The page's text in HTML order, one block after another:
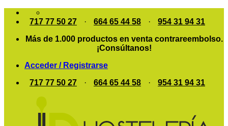
Saltar
717 77 50 27 · 664 65 44 58 ·
954 31 94 31
Más de 1.000 productos en venta contrareembolso.
¡Consúltanos!
Acceder / Registrarse
717 77 50 27
· 664 65 44 58 · 954 31 94 31